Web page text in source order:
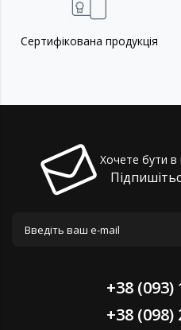
Сертифікована продукція
Хочете бути в
+38 (093)
+38 (098)